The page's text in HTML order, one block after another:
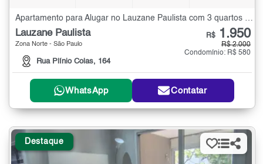
Apartamento para Alugar no Lauzane Paulista com 3 quartos - 82 m²
Lauzane Paulista
Zona Norte - São Paulo
Rua Plínio Colas, 164
R$ 1.950
R$ 2.000
Condomínio: R$ 580
WhatsApp Contatar
Destaque